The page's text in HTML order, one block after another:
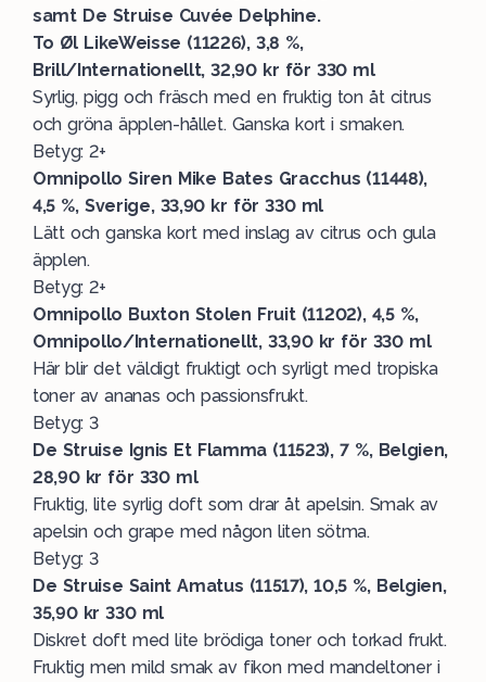
samt De Struise Cuvée Delphine.
To Øl LikeWeisse (11226), 3,8 %,
Brill/Internationellt, 32,90 kr för 330 ml
Syrlig, pigg och fräsch med en fruktig ton åt citrus
och gröna äpplen-hållet. Ganska kort i smaken.
Betyg: 2+
Omnipollo Siren Mike Bates Gracchus (11448),
4,5 %, Sverige, 33,90 kr för 330 ml
Lätt och ganska kort med inslag av citrus och gula
äpplen.
Betyg: 2+
Omnipollo Buxton Stolen Fruit (11202), 4,5 %,
Omnipollo/Internationellt, 33,90 kr för 330 ml
Här blir det väldigt fruktigt och syrligt med tropiska
toner av ananas och passionsfrukt.
Betyg: 3
De Struise Ignis Et Flamma (11523), 7 %, Belgien,
28,90 kr för 330 ml
Fruktig, lite syrlig doft som drar åt apelsin. Smak av
apelsin och grape med någon liten sötma.
Betyg: 3
De Struise Saint Amatus (11517), 10,5 %, Belgien,
35,90 kr 330 ml
Diskret doft med lite brödiga toner och torkad frukt.
Fruktig men mild smak av fikon med mandeltoner i